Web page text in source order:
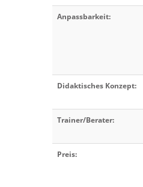
Anpassbarkeit:
Didaktisches Konzept:
Trainer/Berater:
Preis: